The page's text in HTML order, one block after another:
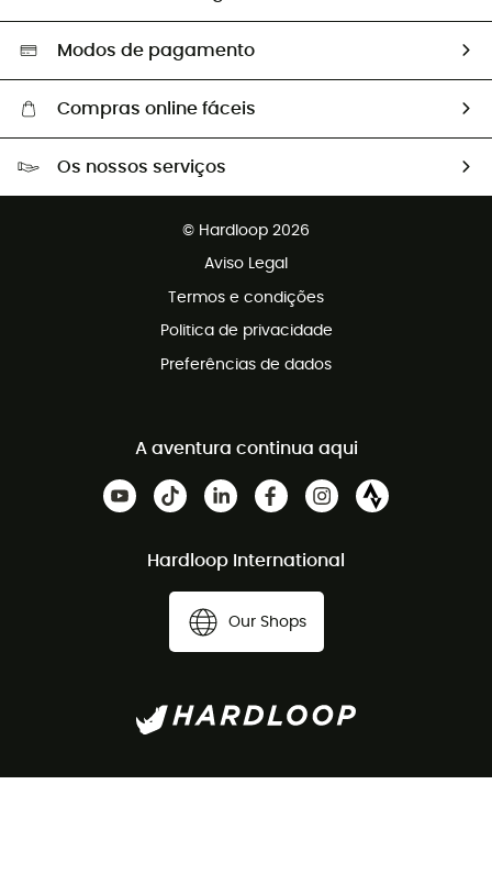
Seleção eco-responsável
Modos de pagamento
Compras online fáceis
Devoluções gratuitas em 100 dias
Os nossos serviços
© Hardloop 2026
Aviso Legal
Termos e condições
Politica de privacidade
Preferências de dados
A aventura continua aqui
Hardloop International
Our Shops